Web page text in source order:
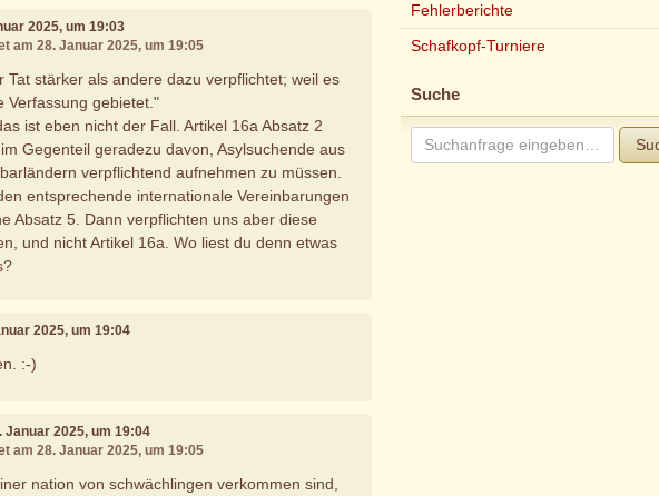
2025, um 19:03
am 28. Januar 2025, um 19:05
Tat stärker als andere dazu verpflichtet; weil es
Verfassung gebietet."
ist eben nicht der Fall. Artikel 16a Absatz 2
Gegenteil geradezu davon, Asylsuchende aus
verpflichtend aufnehmen zu müssen.
entsprechende internationale Vereinbarungen
Absatz 5. Dann verpflichten uns aber diese
und nicht Artikel 16a. Wo liest du denn etwas
2025, um 19:04
:-)
Januar 2025, um 19:04
am 28. Januar 2025, um 19:05
nation von schwächlingen verkommen sind,
Fehlerberichte
Schafkopf-Turniere
Suche